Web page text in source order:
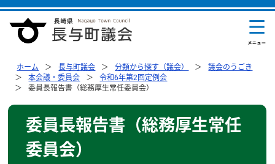
ホーム 長与町議会 分類から探す（議会）
議会のうごき
本会議・委員会
令和6年第2回定例会
委員長報告書（総務厚生常任委員会）
委員長報告書（総務厚生常任
委員会）